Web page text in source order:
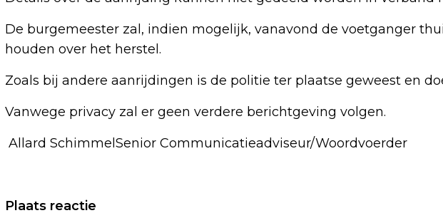
De burgemeester zal, indien mogelijk, vanavond de voetganger
houden over het herstel.
Zoals bij andere aanrijdingen is de politie ter plaatse geweest en
Vanwege privacy zal er geen verdere berichtgeving volgen.
Allard SchimmelSenior Communicatieadviseur/Woordvoerder
Vorig artikel
Plaats reactie